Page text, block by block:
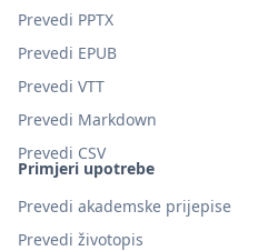
Primjeri upotrebe
Prevedi akademske prijepise
Prevedi životopis
Prevedi PPTX
Prevedi EPUB
Prevedi VTT
Prevedi Markdown
Prevedi CSV